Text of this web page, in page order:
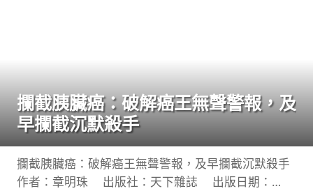
攔截胰臟癌：破解癌王無聲警報，及
早攔截沉默殺手
攔截胰臟癌：破解癌王無聲警報，及早攔截沉默殺手
作者：章明珠 出版社：天下雜誌 出版日期：